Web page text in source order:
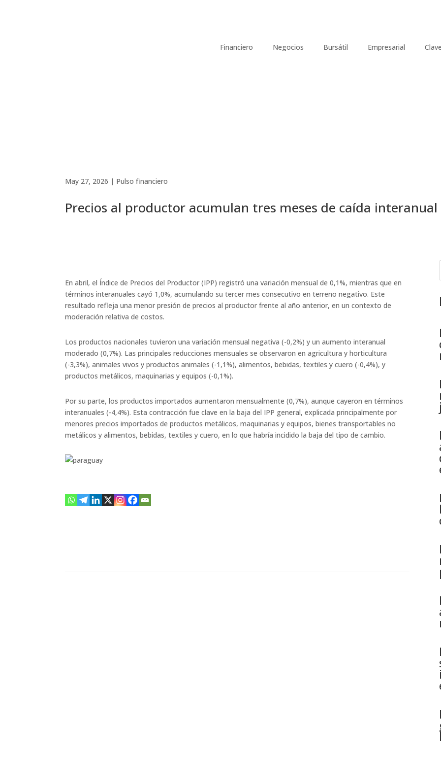
Financiero Negocios Bursátil Empresarial Clave
May 27, 2026 | Pulso financiero
Precios al productor acumulan tres meses de caída interanual​
En abril, el Índice de Precios del Productor (IPP) registró una variación mensual de 0,1%, mientras que en
términos interanuales cayó 1,0%, acumulando su tercer mes consecutivo en terreno negativo. Este
resultado refleja una menor presión de precios al productor frente al año anterior, en un contexto de
moderación relativa de costos.
Los productos nacionales tuvieron una variación mensual negativa (-0,2%) y un aumento interanual
moderado (0,7%). Las principales reducciones mensuales se observaron en agricultura y horticultura
(-3,3%), animales vivos y productos animales (-1,1%), alimentos, bebidas, textiles y cuero (-0,4%), y
productos metálicos, maquinarias y equipos (-0,1%).
Por su parte, los productos importados aumentaron mensualmente (0,7%), aunque cayeron en términos
interanuales (-4,4%). Esta contracción fue clave en la baja del IPP general, explicada principalmente por
menores precios importados de productos metálicos, maquinarias y equipos, bienes transportables no
metálicos y alimentos, bebidas, textiles y cuero, en lo que habría incidido la baja del tipo de cambio.